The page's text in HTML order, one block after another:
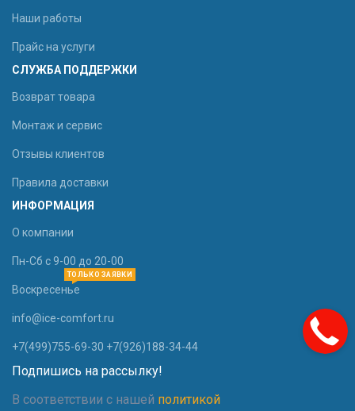
Наши работы
Прайс на услуги
СЛУЖБА ПОДДЕРЖКИ
Возврат товара
Монтаж и сервис
Отзывы клиентов
Правила доставки
ИНФОРМАЦИЯ
О компании
Пн-Сб с 9-00 до 20-00
Воскресенье
ТОЛЬКО ЗАЯВКИ
info@ice-comfort.ru
+7(499)755-69-30 +7(926)188-34-44
Подпишись на рассылку!
В соответствии с нашей политикой